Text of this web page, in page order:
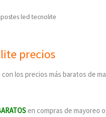
led tecnolite
precios
los precios más baratos de
en compras de mayoreo